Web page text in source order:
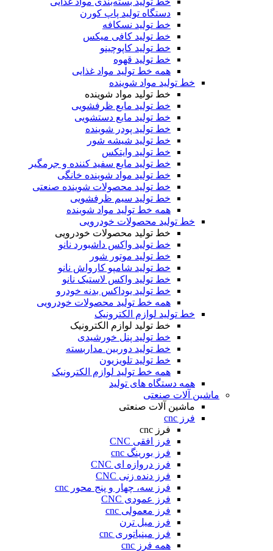
دستگاه تولید پاپ کورن
خط تولید نسکافه
خط تولید کافی میکس
خط تولید کاپوچینو
خط تولید قهوه
همه خط تولید مواد غذایی
خط تولید مواد شوینده
خط تولید مواد شوینده
خط تولید مایع ظرفشویی
خط تولید مایع دستشویی
خط تولید پودر شوینده
خط تولید شیشه شور
خط تولید وایتکس
خط تولید مایع سفید کننده و جرمگیر
خط تولید مواد شوینده خانگی
خط تولید محصولات شوینده صنعتی
خط تولید سیم ظرفشویی
همه خط تولید مواد شوینده
خط تولید محصولات خودرویی
خط تولید محصولات خودرویی
خط تولید واکس داشبورد نانو
خط تولید موتور شور
خط تولید شامپو کارواش نانو
خط تولید واکس لاستیک نانو
خط تولید یوداکس بدنه خودرو
همه خط تولید محصولات خودرویی
خط تولید لوازم الکترونیک
خط تولید لوازم الکترونیک
خط تولید پنل خورشیدی
خط تولید دوربین مداربسته
خط تولید تلویزیون
همه خط تولید لوازم الکترونیک
همه دستگاه های تولید
ماشین آلات صنعتی
ماشین آلات صنعتی
فرز cnc
فرز cnc
فرز افقی CNC
فرز بورینگ cnc
فرز دروازه ای CNC
فرز دنده زنی CNC
فرز سه، چهار و پنج محور cnc
فرز عمودی CNC
فرز معمولی cnc
فرز میل ترن
فرز مینیاتوری cnc
همه فرز cnc